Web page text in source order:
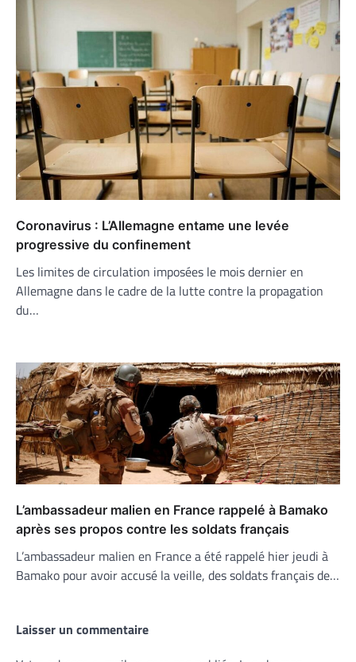
Coronavirus : L’Allemagne entame une levée
progressive du confinement
Les limites de circulation imposées le mois dernier en
Allemagne dans le cadre de la lutte contre la propagation
du…
L’ambassadeur malien en France rappelé à Bamako
après ses propos contre les soldats français
L’ambassadeur malien en France a été rappelé hier jeudi à
Bamako pour avoir accusé la veille, des soldats français de…
Laisser un commentaire